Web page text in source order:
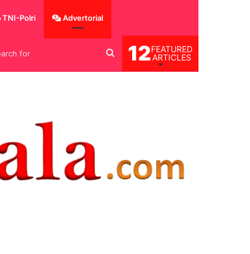
TNI-Polri Advertorial
12FEATURED
ARTICLES
Search